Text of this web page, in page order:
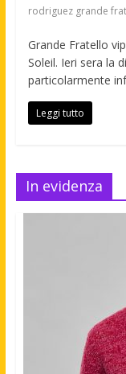
rodriguez grande
Grande Fratello
Soleil. Ieri sera la
particolarmente
Leggi tutto
In evidenza